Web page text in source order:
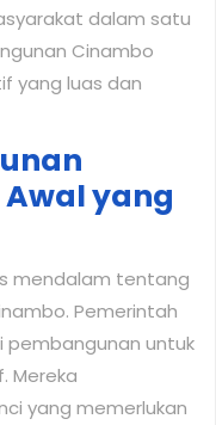
dalam satu
Cinambo
yang luas dan
yang
mendalam tentang
Pemerintah
pembangunan untuk
Mereka
yang memerlukan